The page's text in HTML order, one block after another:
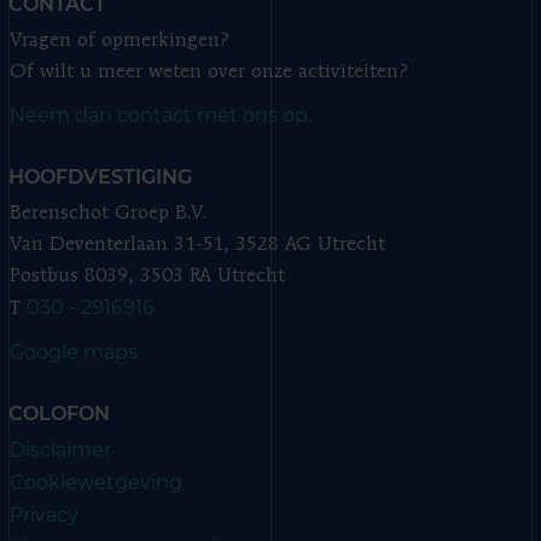
CONTACT
Vragen of opmerkingen?
Of wilt u meer weten over onze activiteiten?
Neem dan contact met ons op.
HOOFDVESTIGING
Berenschot Groep B.V.
Van Deventerlaan 31-51, 3528 AG Utrecht
Postbus 8039, 3503 RA Utrecht
T 030 - 2916916
Google maps
COLOFON
Disclaimer
Cookiewetgeving
Privacy